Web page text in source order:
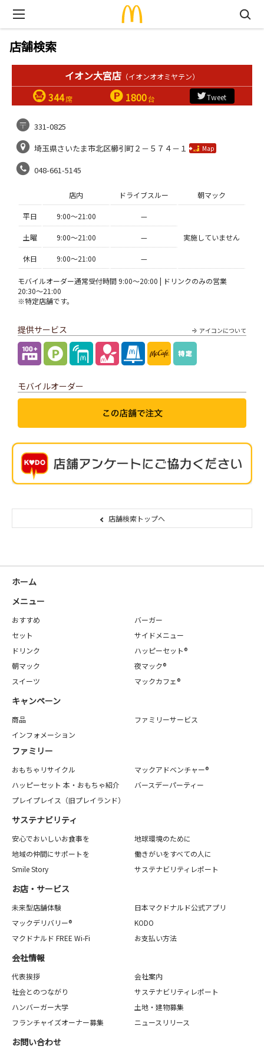
店舗検索
イオン大宮店 （イオンオオミヤテン）
344 席 1800台 Tweet
331-0825
埼玉県さいたま市北区櫛引町２－５７４－１
Map
048-661-5145
店内 ドライブスルー 朝マック
平日 9:00〜21:00 —
実施していません
土曜 9:00〜21:00 —
休日 9:00〜21:00 —
モバイルオーダー通常受付時間 9:00～20:00 | ドリンクのみの営業
20:30～21:00
※特定店舗です。
アイコンについて
提供サービス
モバイルオーダー
店舗検索トップへ
ホーム
メニュー
おすすめ
バーガー
セット
サイドメニュー
ドリンク
ハッピーセット®
朝マック
夜マック®
スイーツ
マックカフェ®
キャンペーン
商品
ファミリーサービス
インフォメーション
ファミリー
おもちゃリサイクル
マックアドベンチャー®
ハッピーセット 本・おもちゃ紹介
バースデーパーティー
プレイプレイス（旧プレイランド）
サステナビリティ
安心でおいしいお食事を
地球環境のために
地域の仲間にサポートを
働きがいをすべての人に
Smile Story
サステナビリティレポート
お店・サービス
未来型店舗体験
日本マクドナルド公式アプリ
マックデリバリー®
KODO
マクドナルド FREE Wi-Fi
お支払い方法
会社情報
代表挨拶
会社案内
社会とのつながり
サステナビリティレポート
ハンバーガー大学
土地・建物募集
フランチャイズオーナー募集
ニュースリリース
お問い合わせ